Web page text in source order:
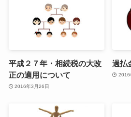
平成２７年・相続税の大改
正の適用について
2016年3月26日
過払
2016